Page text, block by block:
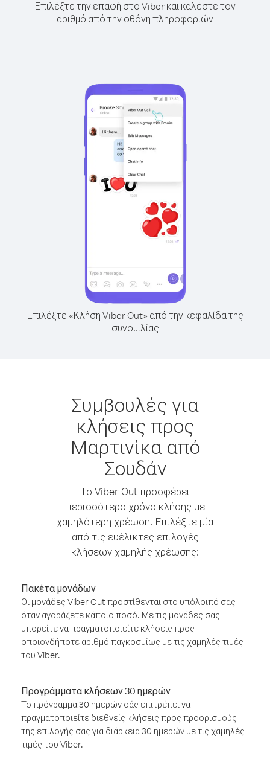
Επιλέξτε την επαφή στο Viber και καλέστε τον
αριθμό από την οθόνη πληροφοριών
Επιλέξτε «Κλήση Viber Out» από την κεφαλίδα της
συνομιλίας
Συμβουλές για
κλήσεις προς
Μαρτινίκα από
Σουδάν
Το Viber Out προσφέρει
περισσότερο χρόνο κλήσης με
χαμηλότερη χρέωση. Επιλέξτε μία
από τις ευέλικτες επιλογές
κλήσεων χαμηλής χρέωσης:
Πακέτα μονάδων
Οι μονάδες Viber Out προστίθενται στο υπόλοιπό σας
όταν αγοράζετε κάποιο ποσό. Με τις μονάδες σας
μπορείτε να πραγματοποιείτε κλήσεις προς
οποιονδήποτε αριθμό παγκοσμίως με τις χαμηλές τιμές
του Viber.
Προγράμματα κλήσεων 30 ημερών
Το πρόγραμμα 30 ημερών σάς επιτρέπει να
πραγματοποιείτε διεθνείς κλήσεις προς προορισμούς
της επιλογής σας για διάρκεια 30 ημερών με τις χαμηλές
τιμές του Viber.